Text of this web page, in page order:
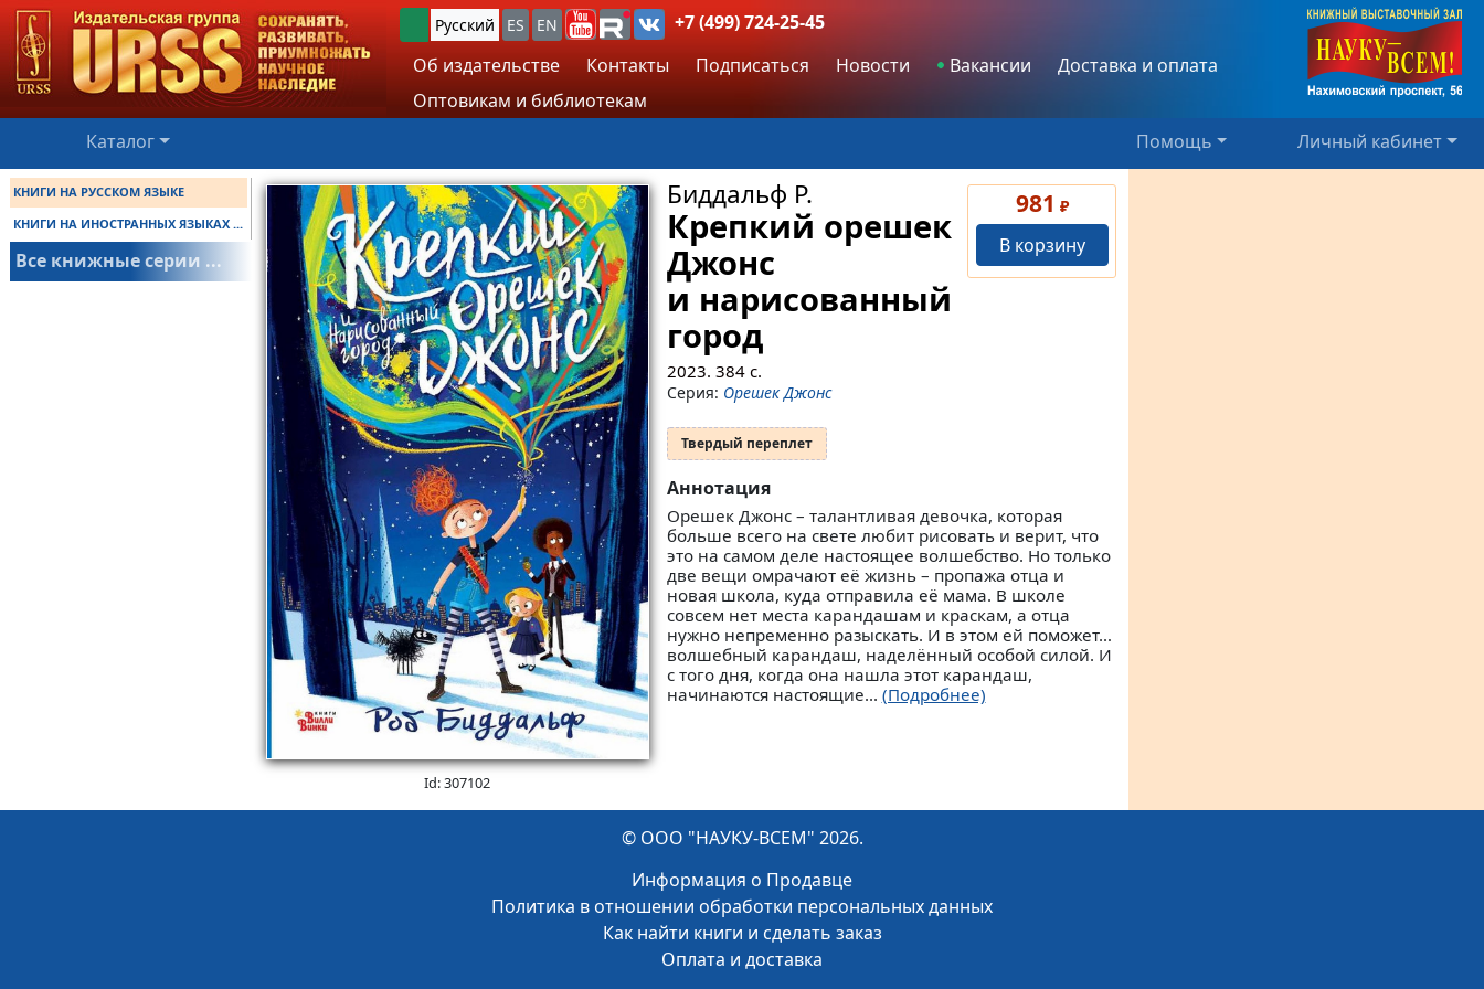
Русский ES EN
+7 (499) 724-25-45
Об издательстве
Контакты Подписаться Новости Вакансии
Доставка и оплата
Оптовикам и библиотекам
Каталог
Помощь Личный кабинет
КНИГИ НА РУССКОМ ЯЗЫКЕ
КНИГИ НА ИНОСТРАННЫХ ЯЗЫКАХ ...
Все книжные серии ...
Id: 307102
981 ₽
В корзину
Биддальф Р.
Крепкий орешек
Джонс
и нарисованный
город
2023. 384с.
Серия: Орешек Джонс
Твердый переплет
Аннотация
Орешек Джонс – талантливая девочка, которая
больше всего на свете любит рисовать и верит, что
это на самом деле настоящее волшебство. Но только
две вещи омрачают её жизнь – пропажа отца и
новая школа, куда отправила её мама. В школе
совсем нет места карандашам и краскам, а отца
нужно непременно разыскать. И в этом ей поможет…
волшебный карандаш, наделённый особой силой. И
с того дня, когда она нашла этот карандаш,
начинаются настоящие... (Подробнее)
© ООО "НАУКУ-ВСЕМ" 2026.
Информация о Продавце
Политика в отношении обработки персональных данных
Как найти книги и сделать заказ
Оплата и доставка